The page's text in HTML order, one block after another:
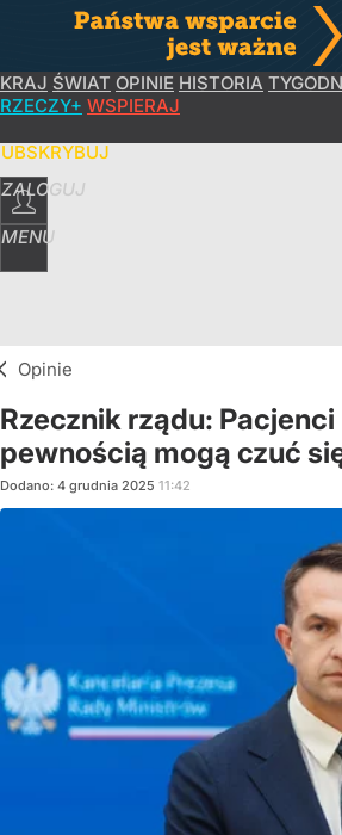
KRAJ ŚWIAT OPINIE HISTORIA
RZECZY+ WSPIERAJ
ZALOGUJ
MENU
Opinie
Rzecznik rządu: Pacjenci
pewnością mogą czuć
Dodano: 4 grudnia 2025 11:42